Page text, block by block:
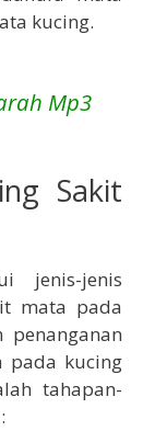
kucing.
Mp3
Sakit
jenis-jenis
mata pada
pada kucing
tahapan-